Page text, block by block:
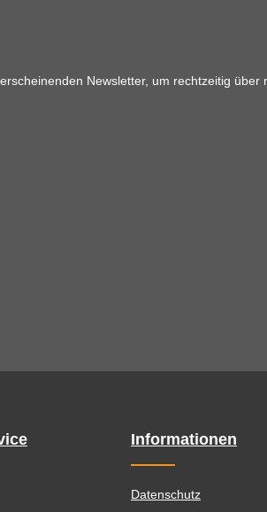
Newsletter, um rechtzeitig über
Informationen
Datenschutz